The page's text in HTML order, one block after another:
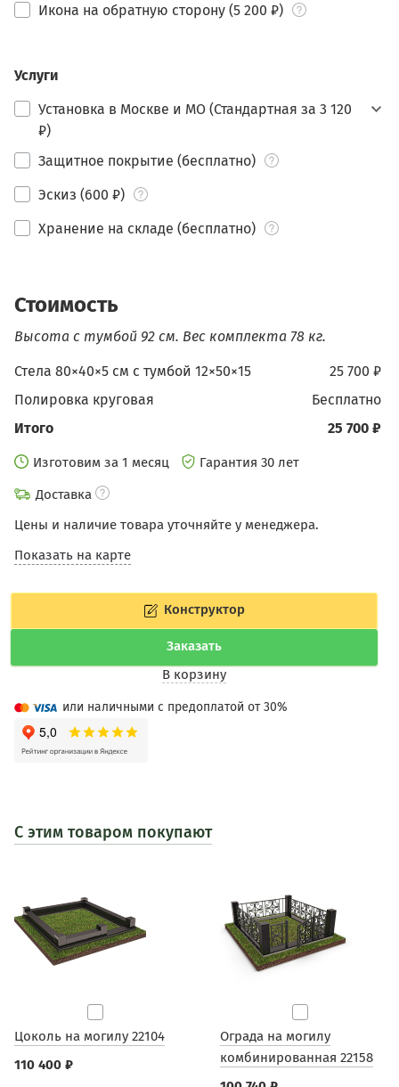
Икона на обратную сторону (5 200 ₽)
Услуги
Установка в Москве и МО (Стандартная за 3 120
₽)
Защитное покрытие (бесплатно)
Эскиз (600 ₽)
Хранение на складе (бесплатно)
Стоимость
Высота с тумбой 92 см. Вес комплекта 78 кг.
25 700 ₽
Стела 80×40×5 см c тумбой 12×50×15
бесплатно
Полировка круговая
25 700 ₽
Итого
Изготовим за 1 месяц
Гарантия 30 лет
Доставка
Цены и наличие товара уточняйте у менеджера.
Показать на карте
Конструктор
Заказать
В корзину
или наличными с предоплатой от 30%
С этим товаром покупают
Цоколь на могилу 22104
110 400 ₽
Ограда на могилу
комбинированная 22158